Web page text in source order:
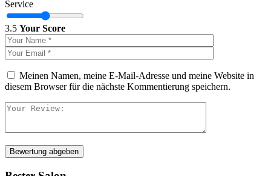
Service
3.5 Your Score
Meinen Namen, meine E-Mail-Adresse und meine Website in
diesem Browser für die nächste Kommentierung speichern.
Bewertung abgeben